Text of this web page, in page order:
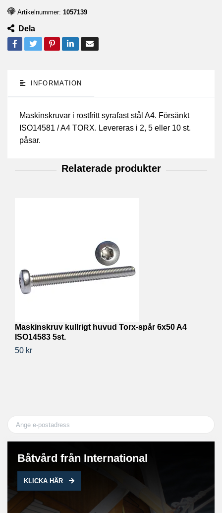
Båtvård från International
KLICKA HÄR
Artikelnummer: 1057139
Dela
INFORMATION
Maskinskruvar i rostfritt syrafast stål A4. Försänkt
ISO14581 / A4 TORX. Levereras i 2, 5 eller 10 st.
påsar.
Maskinskruv kullrigt huvud Torx-spår 6x50 A4
ISO14583 5st.
50 kr